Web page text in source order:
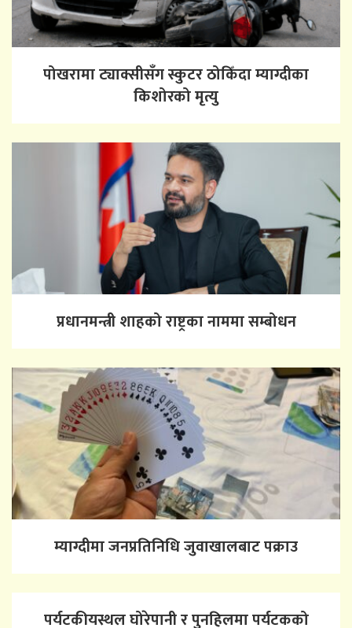
पोखरामा ट्याक्सीसँग स्कुटर ठोकिँदा म्याग्दीका
किशोरको मृत्यु
प्रधानमन्त्री शाहको राष्ट्रका नाममा सम्बोधन
म्याग्दीमा जनप्रतिनिधि जुवाखालबाट पक्राउ
पर्यटकीयस्थल घोरेपानी र पुनहिलमा पर्यटकको